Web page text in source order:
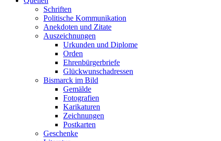
Schriften
Politische Kommunikation
Anekdoten und Zitate
Auszeichnungen
Urkunden und Diplome
Orden
Ehrenbürgerbriefe
Glückwunschadressen
Bismarck im Bild
Gemälde
Fotografien
Karikaturen
Zeichnungen
Postkarten
Geschenke